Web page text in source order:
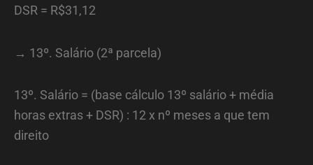
DSR = R$31,12
→ 13º. Salário (2ª parcela)
13º. Salário = (base cálculo 13º salário + média
horas extras + DSR) : 12 x nº meses a que tem
direito